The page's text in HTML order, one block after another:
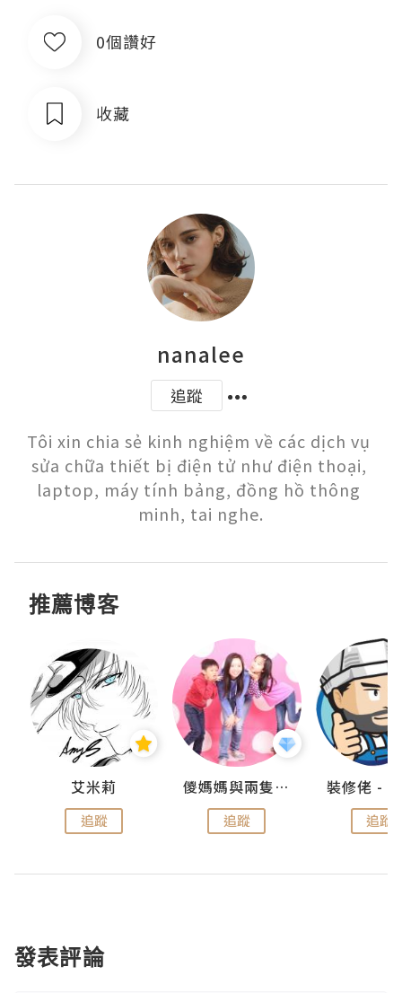
0個讚好
收藏
nanalee
追蹤
Tôi xin chia sẻ kinh nghiệm về các dịch vụ
sửa chữa thiết bị điện tử như điện thoại,
laptop, máy tính bảng, đồng hồ thông
minh, tai nghe.
推薦博客
艾米莉
追蹤
儍媽媽與兩隻小魔怪之家
追蹤 追蹤
發表評論